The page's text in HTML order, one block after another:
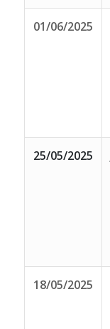
01/06/2025
25/05/2025
18/05/2025